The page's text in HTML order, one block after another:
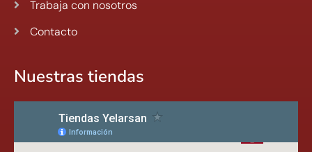
Trabaja con nosotros
Contacto
Nuestras tiendas